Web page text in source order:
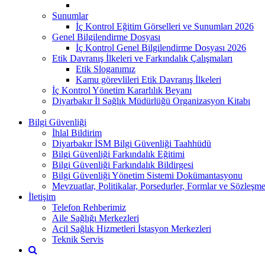
Sunumlar
İç Kontrol Eğitim Görselleri ve Sunumları 2026
Genel Bilgilendirme Dosyası
İç Kontrol Genel Bilgilendirme Dosyası 2026
Etik Davranış İlkeleri ve Farkındalık Çalışmaları
Etik Sloganımız
Kamu görevlileri Etik Davranış İlkeleri
İç Kontrol Yönetim Kararlılık Beyanı
Diyarbakır İl Sağlık Müdürlüğü Organizasyon Kitabı
Bilgi Güvenliği
İhlal Bildirim
Diyarbakır İSM Bilgi Güvenliği Taahhüdü
Bilgi Güvenliği Farkındalık Eğitimi
Bilgi Güvenliği Farkındalık Bildirgesi
Bilgi Güvenliği Yönetim Sistemi Dokümantasyonu
Mevzuatlar, Politikalar, Porsedurler, Formlar ve
İletişim
Telefon Rehberimiz
Aile Sağlığı Merkezleri
Acil Sağlık Hizmetleri İstasyon Merkezleri
Teknik Servis